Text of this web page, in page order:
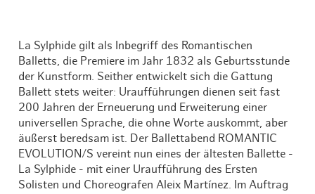
La Sylphide gilt als Inbegriff des Romantischen
Balletts, die Premiere im Jahr 1832 als Geburtsstunde
der Kunstform. Seither entwickelt sich die Gattung
Ballett stets weiter: Uraufführungen dienen seit fast
200 Jahren der Erneuerung und Erweiterung einer
universellen Sprache, die ohne Worte auskommt, aber
äußerst beredsam ist. Der Ballettabend ROMANTIC
EVOLUTION/S vereint nun eines der ältesten Ballette -
La Sylphide - mit einer Uraufführung des Ersten
Solisten und Choreografen Aleix Martínez. Im Auftrag